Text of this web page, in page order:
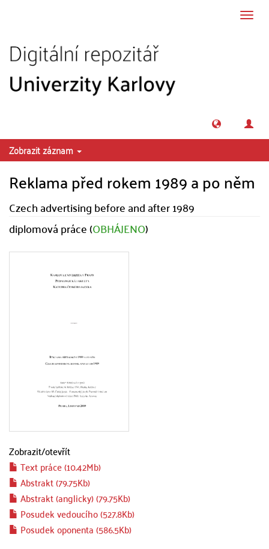
Zobrazit záznam
Reklama před rokem 1989 a po něm
Czech advertising before and after 1989
diplomová práce (OBHÁJENO)
Zobrazit/otevřít
Text práce (10.42Mb)
Abstrakt (79.75Kb)
Abstrakt (anglicky) (79.75Kb)
Posudek vedoucího (527.8Kb)
Posudek oponenta (586.5Kb)